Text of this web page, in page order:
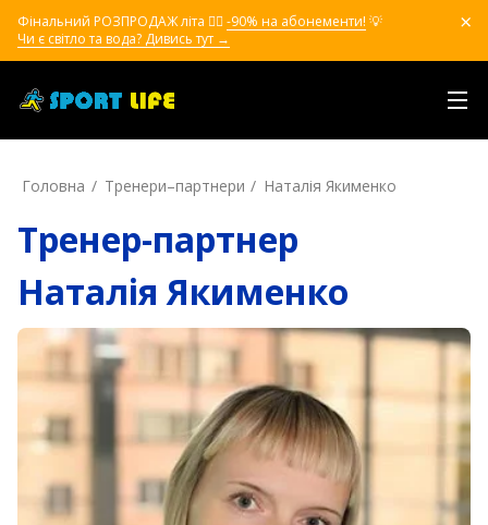
Фінальний РОЗПРОДАЖ літа ❤️‍🔥 -90% на абонементи! 💡
Чи є світло та вода? Дивись тут →
Головна Тренери–партнери Наталія Якименко
Тренер-партнер
Наталія Якименко